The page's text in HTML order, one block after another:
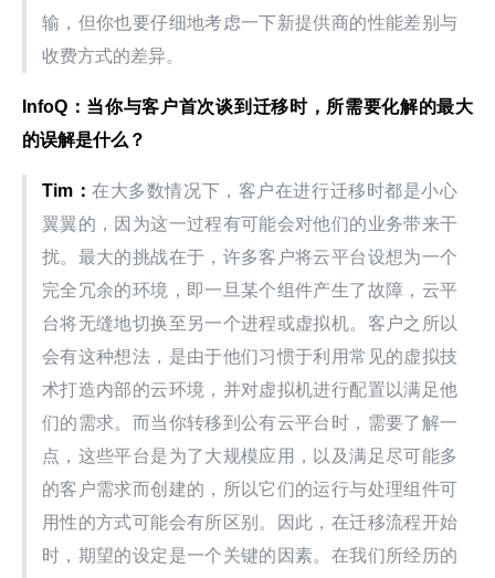
输，但你也要仔细地考虑一下新提供商的性能差别与
收费方式的差异。
InfoQ ：当你与客户首次谈到迁移时，所需要化解的最大
的误解是什么？
Tim ：在大多数情况下，客户在进行迁移时都是小心
翼翼的，因为这一过程有可能会对他们的业务带来干
扰。最大的挑战在于，许多客户将云平台设想为一个
完全冗余的环境，即一旦某个组件产生了故障，云平
台将无缝地切换至另一个进程或虚拟机。客户之所以
会有这种想法，是由于他们习惯于利用常见的虚拟技
术打造内部的云环境，并对虚拟机进行配置以满足他
们的需求。而当你转移到公有云平台时，需要了解一
点，这些平台是为了大规模应用，以及满足尽可能多
的客户需求而创建的，所以它们的运行与处理组件可
用性的方式可能会有所区别。因此，在迁移流程开始
时，期望的设定是一个关键的因素。在我们所经历的